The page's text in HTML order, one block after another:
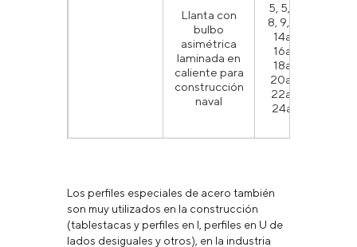
Llanta con
bulbo
asimétrica
laminada en
caliente para
construcción
naval
5, 5,5, 6, 7,
8, 9, 10, 12,
14а, 14б,
16а, 16б,
18а, 18б,
20а, 20б,
22а, 22б,
24а, 24б
Los perfiles especiales de acero también
son muy utilizados en la construcción
(tablestacas y perfiles en I, perfiles en U de
lados desiguales y otros), en la industria